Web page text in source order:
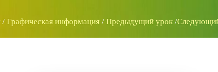
/ Графическая информация / Предыдущий урок /